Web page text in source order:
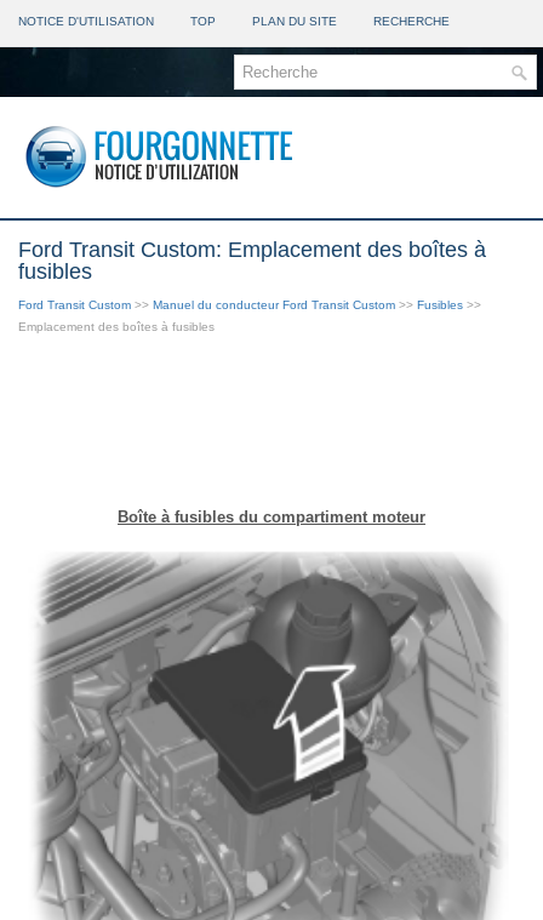
NOTICE D'UTILISATION TOP PLAN DU SITE RECHERCHE
Ford Transit Custom: Emplacement des boîtes à
fusibles
Ford Transit Custom >> Manuel du conducteur Ford Transit Custom >> Fusibles >>
Emplacement des boîtes à fusibles
Boîte à fusibles du compartiment moteur